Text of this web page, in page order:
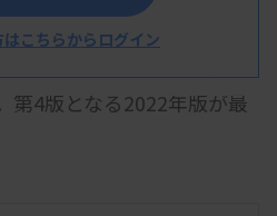
第4版となる2022年版が最
こちらからログイン